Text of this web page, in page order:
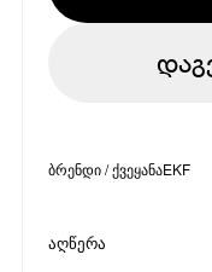
ბრენდი / ქვეყანაEKF
აღწერა